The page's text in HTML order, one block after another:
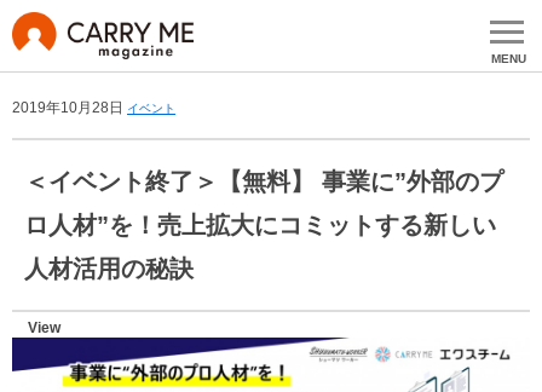
MENU
2019年10月28日 イベント
＜イベント終了＞【無料】 事業に”外部のプ
ロ人材”を！売上拡大にコミットする新しい
人材活用の秘訣
View